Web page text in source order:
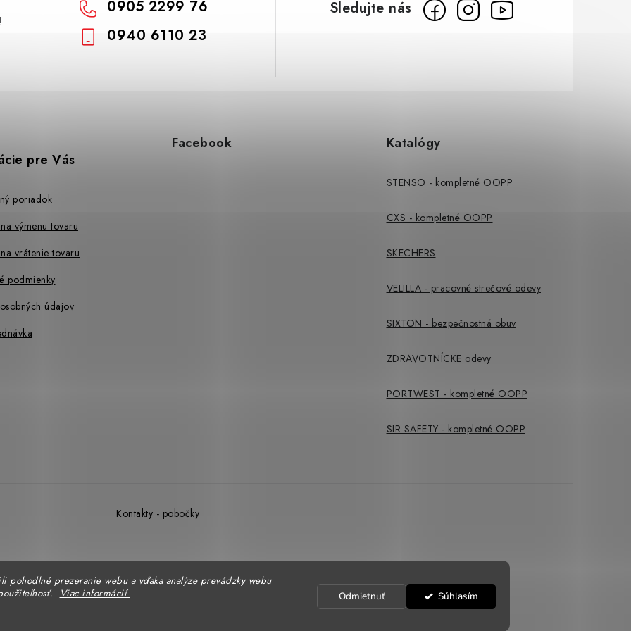
pohodlné prezeranie webu a vďaka analýze prevádzky webu
Viac informácií Odmietnuť Súhlasím
0905 2299 76
0940 6110 23
pre Vás
poriadok
výmenu tovaru
vrátenie tovaru
podmienky
údajov
Facebook Katalógy
STENSO - kompletné OOPP
CXS - kompletné OOPP
SKECHERS
VELILLA - pracovné strečové odevy
SIXTON - bezpečnostná obuv
ZDRAVOTNÍCKE odevy
PORTWEST - kompletné OOPP
SIR SAFETY - kompletné OOPP
Kontakty - pobočky
Copyright 2026DUAL BP . Všetky práva vyhradené.Upraviť nastavenie cookies